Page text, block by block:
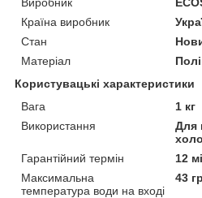
Країна виробник
Стан
Матеріал
Користувацькі характеристики
Вага
1 кг
Використання
Для
Гарантійний термін
12
Максимальна
температура води на вході
43